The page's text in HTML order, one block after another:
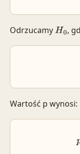
OdrzucamyH0 ,
Wartość p wynosi: